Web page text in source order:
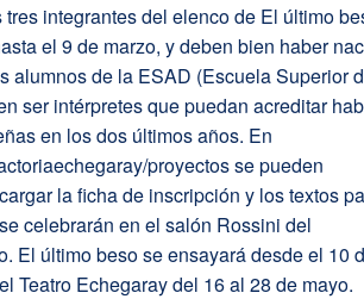
integrantes del elenco de El último
el 9 de marzo, y deben bien haber
alumnos de la ESAD (Escuela Superior
ser intérpretes que puedan acreditar
en los dos últimos años. En
proyectos se pueden
la ficha de inscripción y los textos
celebrarán en el salón Rossini del
El último beso se ensayará desde el 10
Teatro Echegaray del 16 al 28 de mayo.